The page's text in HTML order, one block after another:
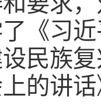
《习
民族
的讲